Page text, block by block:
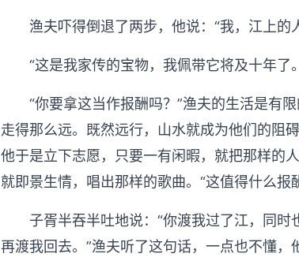
渔夫吓得倒退了两步，他说：“我，江上的
“这是我家传的宝物，我佩带它将及十年了
“你要拿这当作报酬吗？”渔夫的生活是有
走得那么远。既然远行，山水就成为他们的阻
他于是立下志愿，只要一有闲暇，就把那样的
就即景生情，唱出那样的歌曲。“这值得什么报
子胥半吞半吐地说：“你渡我过了江，同
再渡我回去。”渔夫听了这句话，一点也不懂，